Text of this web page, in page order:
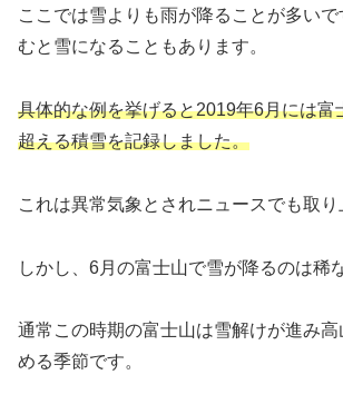
ここでは雪よりも雨が降ることが多い
むと雪になることもあります。
具体的な例を挙げると2019年6月には富
超える積雪を記録しました。
これは異常気象とされニュースでも取り
しかし、6月の富士山で雪が降るのは稀
通常この時期の富士山は雪解けが進み
める季節です。